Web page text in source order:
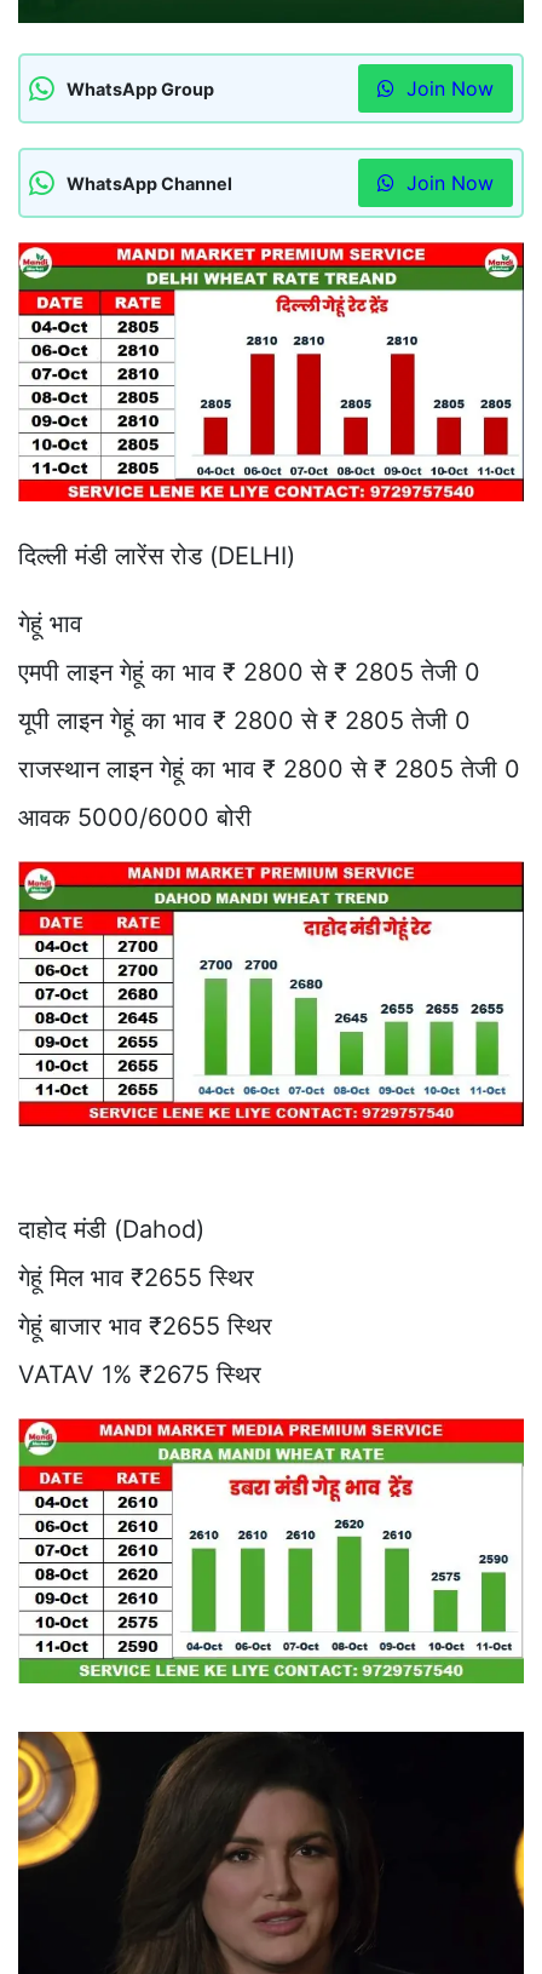
WhatsApp Group Join Now
WhatsApp Channel Join Now
दिल्ली मंडी लारेंस रोड (DELHI)
गेहूं भाव
एमपी लाइन गेहूं का भाव ₹ 2800 से ₹ 2805 तेजी 0
यूपी लाइन गेहूं का भाव ₹ 2800 से ₹ 2805 तेजी 0
राजस्थान लाइन गेहूं का भाव ₹ 2800 से ₹ 2805 तेजी 0
आवक 5000/6000 बोरी
दाहोद मंडी (Dahod)
गेहूं मिल भाव ₹2655 स्थिर
गेहूं बाजार भाव ₹2655 स्थिर
VATAV 1% ₹2675 स्थिर